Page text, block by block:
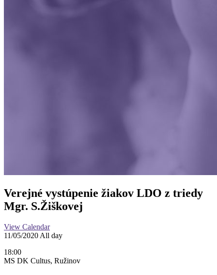
Verejné vystúpenie žiakov LDO z triedy
Mgr. S.Žiškovej
View Calendar
11/05/2020 All day
18:00
MS DK Cultus, Ružinov